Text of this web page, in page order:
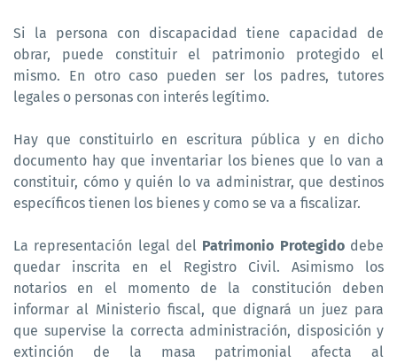
Si la persona con discapacidad tiene capacidad de
obrar, puede constituir el patrimonio protegido el
mismo. En otro caso pueden ser los padres, tutores
legales o personas con interés legítimo.
Hay que constituirlo en escritura pública y en dicho
documento hay que inventariar los bienes que lo van a
constituir, cómo y quién lo va administrar, que destinos
específicos tienen los bienes y como se va a fiscalizar.
La representación legal del Patrimonio Protegidodebe
quedar inscrita en el Registro Civil. Asimismo los
notarios en el momento de la constitución deben
informar al Ministerio fiscal, que dignará un juez para
que supervise la correcta administración, disposición y
extinción de la masa patrimonial afecta al